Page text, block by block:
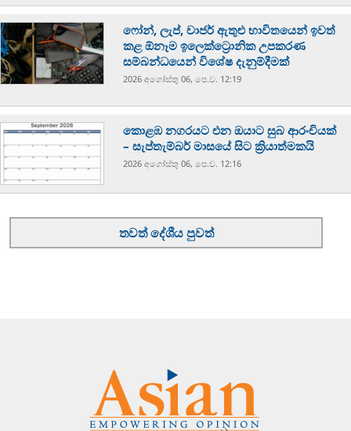
ෆෝන්, ලැප්, චාජර් ඇතුළු භාවිතයෙන් ඉවත්
කළ ඕනෑම ඉලෙක්ට්‍රොනික උපකරණ
සම්බන්ධයෙන් විශේෂ දැනුම්දීමක්
2026 අගෝස්‍තු 06, පෙ.ව. 12:19
කොළඹ නගරයට එන ඔයාට සුබ ආරංචියක්
– සැප්තැම්බර් මාසයේ සිට ක්‍රියාත්මකයි
2026 අගෝස්‍තු 06, පෙ.ව. 12:16
තවත් දේශීය පුවත්